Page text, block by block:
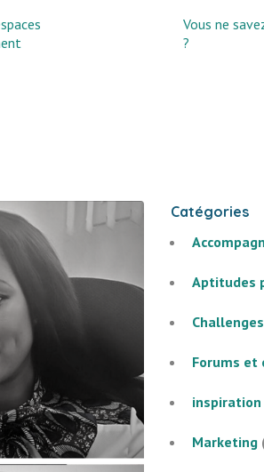
Vous ne
?
Catégories
Aptitudes
Forums et
Marketing